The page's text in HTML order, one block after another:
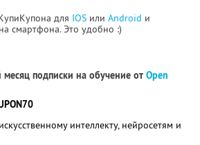
для IOS или Android и
смартфона. Это удобно :)
подписки на обучение от Open
интеллекту, нейросетям и